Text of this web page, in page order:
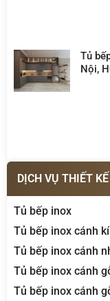
Tủ
Nội,
DỊCH VỤ THIẾT
Tủ bếp inox
Tủ bếp inox cánh
Tủ bếp inox cánh
Tủ bếp inox cánh
Tủ bếp inox cánh